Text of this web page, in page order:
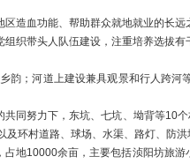
造血功能、帮助群众就地就业的长
织带头人队伍建设，注重培养选拔
韵；河道上建设兼具观景和行人跨
共同努力下，东坑、七坑、坳背等10
环村道路、球场、水渠、路灯、防
占地10000余亩，主要包括浈阳坊旅